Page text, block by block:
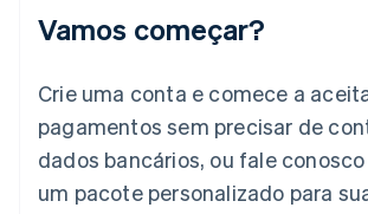
Vamos começar?
Crie uma conta e comece a
pagamentos sem precisar de
dados bancários, ou fale
um pacote personalizado para
Itália
Japão
Letônia
English
Liechtenstein
Deutsch English